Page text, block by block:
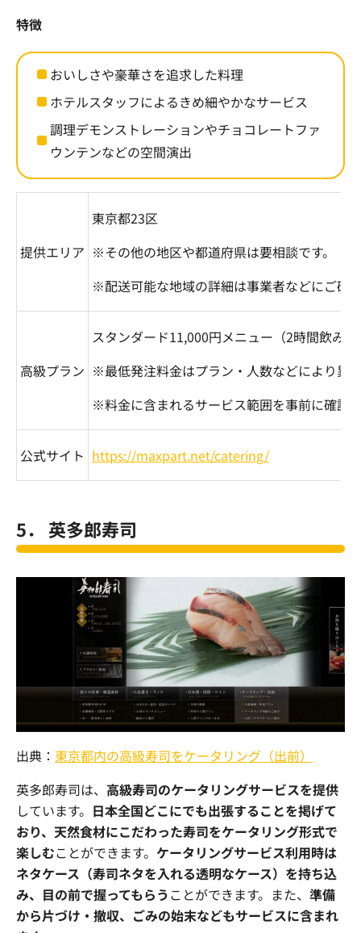
特徴
おいしさや豪華さを追求した料理
ホテルスタッフによるきめ細やかなサービス
調理デモンストレーションやチョコレートファ
ウンテンなどの空間演出
提供エリア
東京都23区
※その他の地区や都道府県は要相談です。
※配送可能な地域の詳細は事業者などにご確
高級プラン
スタンダード11,000円メニュー（2時間飲み
※最低発注料金はプラン・人数などにより異
※料金に含まれるサービス範囲を事前に確認
公式サイト https://maxpart.net/catering/
5． 英多郎寿司
出典： 東京都内の高級寿司をケータリング（出前）
英多郎寿司は、 高級寿司のケータリングサービスを提供
しています。 日本全国どこにでも出張することを掲げて
おり、天然食材にこだわった寿司をケータリング形式で
楽しむことができます。 ケータリングサービス利用時は
ネタケース（寿司ネタを入れる透明なケース）を持ち込
み、目の前で握ってもらうことができます。また、 準備
から片づけ・撤収、ごみの始末などもサービスに含まれ